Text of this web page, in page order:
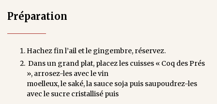
Préparation
Hachez fin l’ail et le gingembre, réservez.
Dans un grand plat, placez les cuisses « Coq des Prés
», arrosez-les avec le vin
moelleux, le saké, la sauce soja puis saupoudrez-les
avec le sucre cristallisé puis